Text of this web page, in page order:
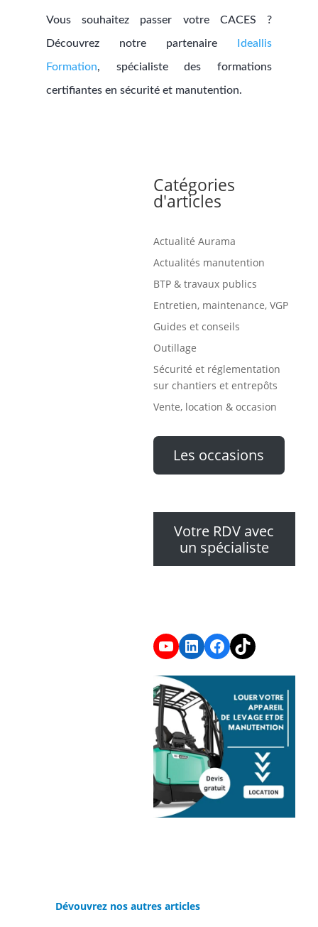
Vous souhaitez passer votre CACES ?
Découvrez notre partenaire Ideallis
Formation, spécialiste des formations
certifiantes en sécurité et manutention.
Catégories
d'articles
Actualité Aurama
Actualités manutention
BTP & travaux publics
Entretien, maintenance, VGP
Guides et conseils
Outillage
Sécurité et réglementation
sur chantiers et entrepôts
Vente, location & occasion
Les occasions
Votre RDV avec
un spécialiste
YouTube
LinkedIn
Facebook
TikTok
Dévouvrez nos autres articles